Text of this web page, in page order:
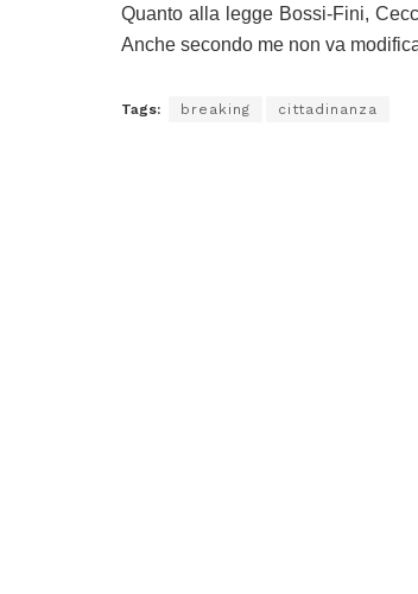
Quanto alla legge Bossi-Fini,
Anche secondo me non va
Tags: breaking cittadinanza